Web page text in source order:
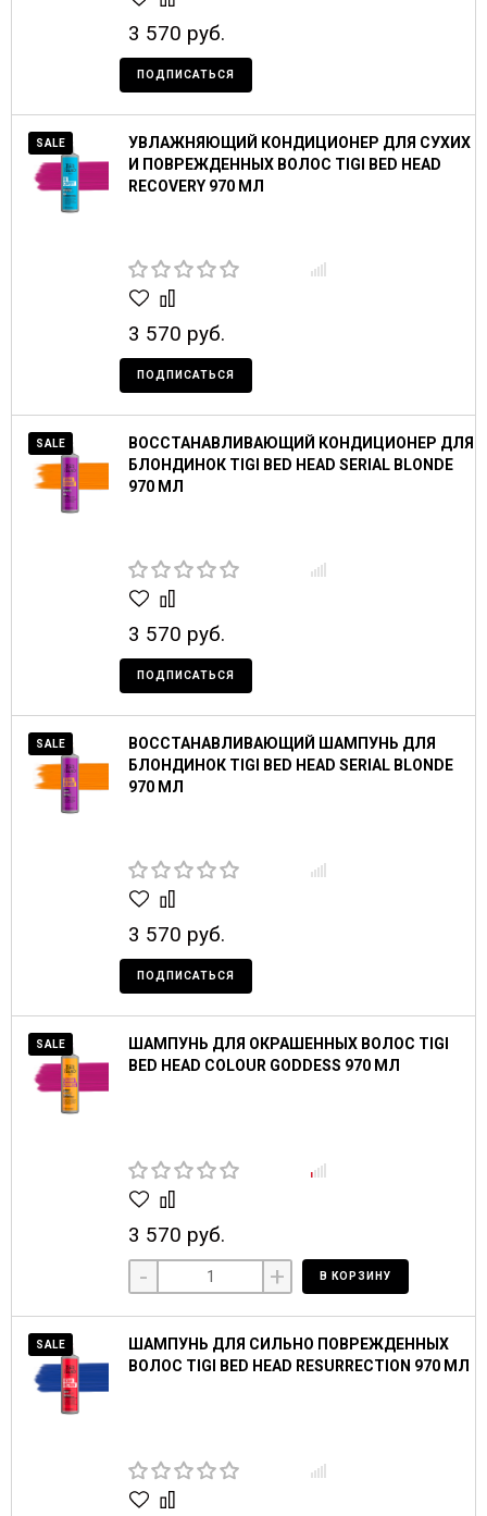
3 570 руб.
ПОДПИСАТЬСЯ
SALE
УВЛАЖНЯЮЩИЙ КОНДИЦИОНЕР ДЛЯ СУХИХ
И ПОВРЕЖДЕННЫХ ВОЛОС TIGI BED HEAD
RECOVERY 970 МЛ
3 570 руб.
ПОДПИСАТЬСЯ
SALE
ВОССТАНАВЛИВАЮЩИЙ КОНДИЦИОНЕР ДЛЯ
БЛОНДИНОК TIGI BED HEAD SERIAL BLONDE
970 МЛ
3 570 руб.
ПОДПИСАТЬСЯ
SALE
ВОССТАНАВЛИВАЮЩИЙ ШАМПУНЬ ДЛЯ
БЛОНДИНОК TIGI BED HEAD SERIAL BLONDE
970 МЛ
3 570 руб.
ПОДПИСАТЬСЯ
SALE
ШАМПУНЬ ДЛЯ ОКРАШЕННЫХ ВОЛОС TIGI
BED HEAD COLOUR GODDESS 970 МЛ
3 570 руб.
- + В КОРЗИНУ
SALE
ШАМПУНЬ ДЛЯ СИЛЬНО ПОВРЕЖДЕННЫХ
ВОЛОС TIGI BED HEAD RESURRECTION 970 МЛ